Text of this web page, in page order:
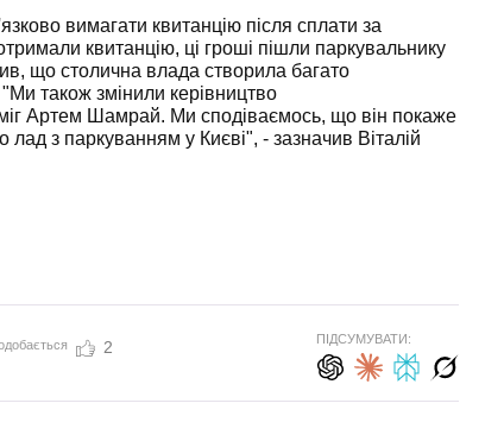
вимагати квитанцію після сплати за
квитанцію, ці гроші пішли паркувальнику
що столична влада створила багато
також змінили керівництво
Артем Шамрай. Ми сподіваємось, що він покаже
з паркуванням у Києві", - зазначив Віталій
2 ПІДСУМУВАТИ: